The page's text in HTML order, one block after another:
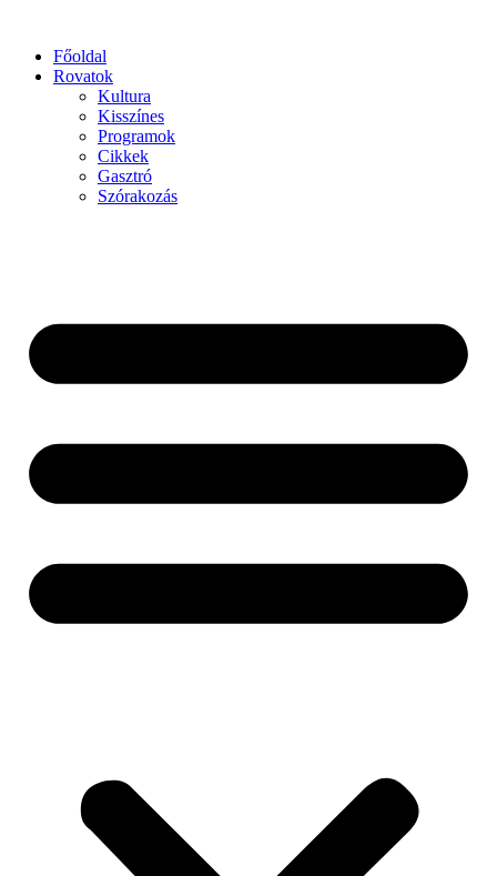
Főoldal
Rovatok
Kultura
Kisszínes
Programok
Cikkek
Gasztró
Szórakozás